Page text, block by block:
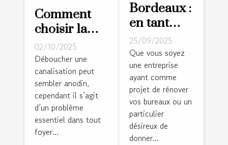
Comment
choisir la
meilleure
méthode
pour
déboucher
vos
canalisations
?
02/10/2025
Déboucher une
canalisation peut
sembler anodin,
cependant il s’agit
d’un problème
essentiel dans tout
foyer...
Bordeaux :
en tant
que
peintre
qualifié,
tout le
monde fait
confiance
à Micazza !
25/09/2025
Que vous soyez
une entreprise
ayant comme
projet de rénover
vos bureaux ou un
particulier
désireux de
donner...